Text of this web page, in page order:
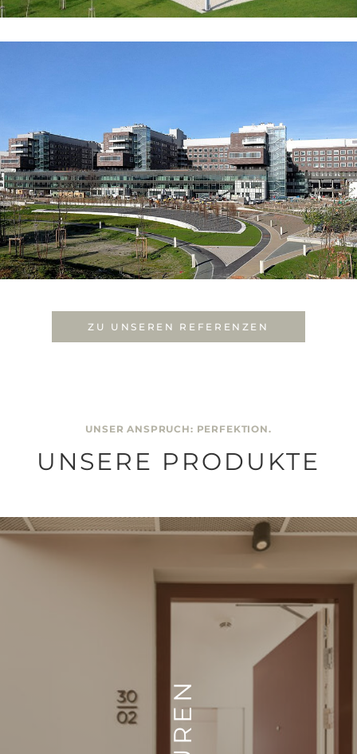
ZU UNSEREN REFERENZEN
UNSER ANSPRUCH: PERFEKTION.
UNSERE PRODUKTE